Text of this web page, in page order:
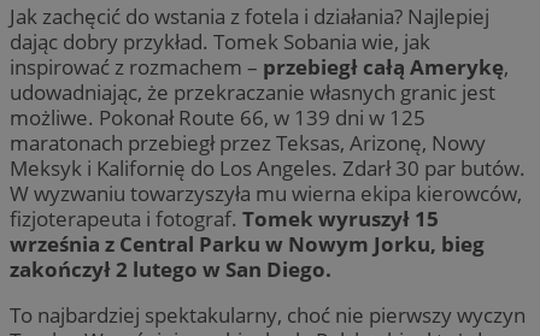
Jak zachęcić do wstania z fotela i działania? Najlepiej
dając dobry przykład. Tomek Sobania wie, jak
inspirować z rozmachem – przebiegł całą Amerykę,
udowadniając, że przekraczanie własnych granic jest
możliwe. Pokonał Route 66, w 139 dni w 125
maratonach przebiegł przez Teksas, Arizonę, Nowy
Meksyk i Kalifornię do Los Angeles. Zdarł 30 par butów.
W wyzwaniu towarzyszyła mu wierna ekipa kierowców,
fizjoterapeuta i fotograf. Tomek wyruszył 15
września z Central Parku w Nowym Jorku, bieg
zakończył 2 lutego w San Diego.
To najbardziej spektakularny, choć nie pierwszy wyczyn